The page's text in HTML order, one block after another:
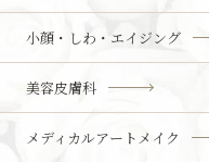
小顔・しわ・エイジング
美容皮膚科
メディカルアートメイク